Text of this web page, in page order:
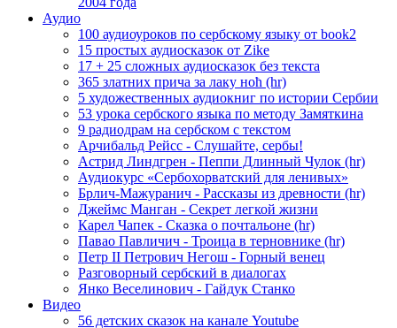
Аудио
100 аудиоуроков по сербскому языку от book2
15 простых аудиосказок от Zike
17 + 25 сложных аудиосказок без текста
365 златних прича за лаку ноћ (hr)
5 художественных аудиокниг по истории Сербии
53 урока сербского языка по методу Замяткина
9 радиодрам на сербском с текстом
Арчибальд Рейсс - Слушайте, сербы!
Астрид Линдгрен - Пеппи Длинный Чулок (hr)
Аудиокурс «Сербохорватский для ленивых»
Брлич-Мажуранич - Рассказы из древности (hr)
Джеймс Манган - Секрет легкой жизни
Карел Чапек - Сказка о почтальоне (hr)
Павао Павличич - Троица в терновнике (hr)
Петр II Петрович Негош - Горный венец
Разговорный сербский в диалогах
Янко Веселинович - Гайдук Станко
Видео
56 детских сказок на канале Youtube